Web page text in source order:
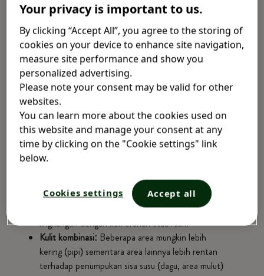
Mengenal Jenis Kulit Bayi Anda
Sama seperti orang dewasa, bayi pun bisa memiliki jenis
kulit yang berbeda-beda. Beberapa bayi secara alami
memiliki kulit yang lebih kering, sementara bayi lainnya
mungkin lebih rentan terhadap kulit berminyak atau
sensitif. Mengamati kulit bayi Anda dapat membantu
dalam menyesuaikan rutinitas perawatan kulitnya:
Kulit biasa:
Umumnya halus dan bening dengan
Mungkin tampak terkelupas, kasar,
atau menunjukkan tanda-tanda iritasi
Bereaksi cepat terhadap faktor
lingkungan dengan kemerahan atau ruam
Kulit kombinasi: Beberapa area mungkin lebih
kering (pipi) sementara area lainnya lebih rentan
terhadap penumpukan sisa susu (dagu, area mulut)
Your privacy is important to us.
By clicking “Accept All”, you agree to the storing of
cookies on your device to enhance site navigation,
measure site performance and show you
personalized advertising.
Please note your consent may be valid for other
websites.
You can learn more about the cookies used on
this website and manage your consent at any
time by clicking on the "Cookie settings" link
below.
Cookies settings Accept all